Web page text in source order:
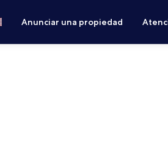
Anunciar una propiedad